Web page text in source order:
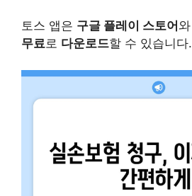
토스 앱은 구글 플레이 스토어와
무료 로 다운로드할 수 있습니다.